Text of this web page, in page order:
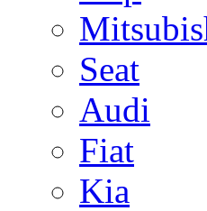
Seat
Audi
Fiat
Kia